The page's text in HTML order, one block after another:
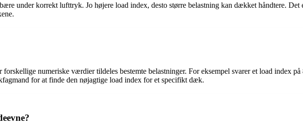
under korrekt lufttryk. Jo højere load index, desto større belastning kan dækket håndtere.
numeriske værdier tildeles bestemte belastninger. For eksempel svarer et load index
for at finde den nøjagtige load index for et specifikt dæk.